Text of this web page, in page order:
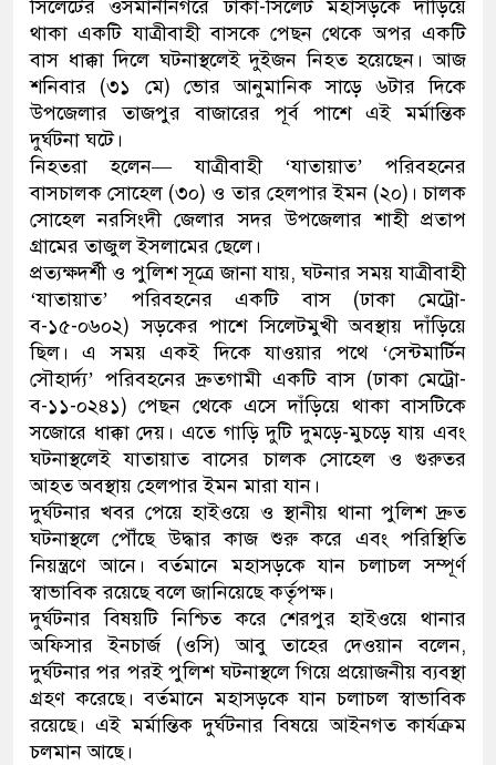
সিলেটের ওসমানীনগরে ঢাকা-সিলেট মহাসড়কে দাঁড়িয়ে
থাকা একটি যাত্রীবাহী বাসকে পেছন থেকে অপর একটি
বাস ধাক্কা দিলে ঘটনাস্থলেই দুইজন নিহত হয়েছেন। আজ
শনিবার (৩১ মে) ভোর আনুমানিক সাড়ে ৬টার দিকে
উপজেলার তাজপুর বাজারের পূর্ব পাশে এই মর্মান্তিক
দুর্ঘটনা ঘটে।
নিহতরা হলেন— যাত্রীবাহী ‘যাতায়াত’ পরিবহনের
বাসচালক সোহেল (৩০) ও তার হেলপার ইমন (২০)। চালক
সোহেল নরসিংদী জেলার সদর উপজেলার শাহী প্রতাপ
গ্রামের তাজুল ইসলামের ছেলে।
প্রত্যক্ষদর্শী ও পুলিশ সূত্রে জানা যায়, ঘটনার সময় যাত্রীবাহী
‘যাতায়াত’ পরিবহনের একটি বাস (ঢাকা মেট্রো-
ব-১৫-০৬০২) সড়কের পাশে সিলেটমুখী অবস্থায় দাঁড়িয়ে
ছিল। এ সময় একই দিকে যাওয়ার পথে ‘সেন্টমার্টিন
সৌহার্দ্য’ পরিবহনের দ্রুতগামী একটি বাস (ঢাকা মেট্রো-
ব-১১-০২৪১) পেছন থেকে এসে দাঁড়িয়ে থাকা বাসটিকে
সজোরে ধাক্কা দেয়। এতে গাড়ি দুটি দুমড়ে-মুচড়ে যায় এবং
ঘটনাস্থলেই যাতায়াত বাসের চালক সোহেল ও গুরুতর
আহত অবস্থায় হেলপার ইমন মারা যান।
দুর্ঘটনার খবর পেয়ে হাইওয়ে ও স্থানীয় থানা পুলিশ দ্রুত
ঘটনাস্থলে পৌঁছে উদ্ধার কাজ শুরু করে এবং পরিস্থিতি
নিয়ন্ত্রণে আনে। বর্তমানে মহাসড়কে যান চলাচল সম্পূর্ণ
স্বাভাবিক রয়েছে বলে জানিয়েছে কর্তৃপক্ষ।
দুর্ঘটনার বিষয়টি নিশ্চিত করে শেরপুর হাইওয়ে থানার
অফিসার ইনচার্জ (ওসি) আবু তাহের দেওয়ান বলেন,
দুর্ঘটনার পর পরই পুলিশ ঘটনাস্থলে গিয়ে প্রয়োজনীয় ব্যবস্থা
গ্রহণ করেছে। বর্তমানে মহাসড়কে যান চলাচল স্বাভাবিক
রয়েছে। এই মর্মান্তিক দুর্ঘটনার বিষয়ে আইনগত কার্যক্রম
চলমান আছে।